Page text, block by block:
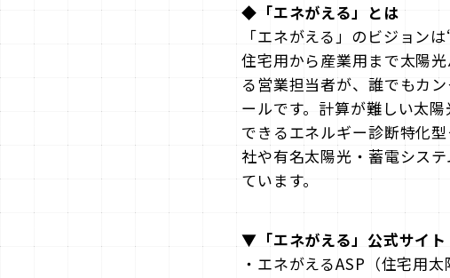
◆「エネがえる」とは
「エネがえる」のビジョン
住宅用から産業用まで太陽
る営業担当者が、誰でもカ
ールです。計算が難しい太
できるエネルギー診断特化
社や有名太陽光・蓄電シス
ています。
▼ 「エネがえる」 公式サイト
・エネがえるASP（住宅用